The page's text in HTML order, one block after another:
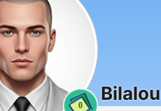
0
Bilalou